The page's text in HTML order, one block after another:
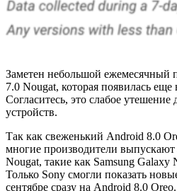
Заметен небольшой ежемесячный
7.0 Nougat, которая появилась
Согласитесь, это слабое утешение
устройств.
Так как свеженький Android 8.0
многие производители
Nougat, такие как Samsung Galaxy
Только Sony смогли показать
сентябре сразу на Android 8.0